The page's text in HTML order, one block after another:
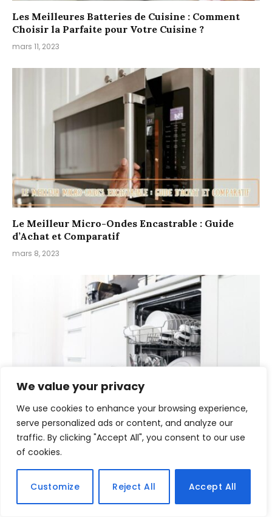
We value your privacy
We use cookies to enhance your browsing experience,
serve personalized ads or content, and analyze our
traffic. By clicking "Accept All", you consent to our use
of cookies.
Customize Reject All Accept All
Les Meilleures Batteries de Cuisine : Comment
Choisir la Parfaite pour Votre Cuisine ?
mars 11, 2023
Le Meilleur Micro-Ondes Encastrable : Guide
d’Achat et Comparatif
mars 8, 2023
Les meilleures marques de lave-vaisselle pour une
vaisselle impeccable en 2023